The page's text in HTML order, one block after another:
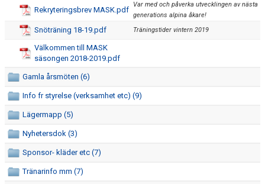
BILDGALLERI
SPONSORER & PARTNERS
KLUBBKLÄDER
MATILDA RAPAPORT MINNESFOND
Rekryteringsbrev MASK.pdf
Var med och påverka utvecklingen av nästa
generations alpina åkare!
Snöträning 18-19.pdf Träningstider vintern 2019
Välkommen till MASK
säsongen 2018-2019.pdf
Gamla årsmöten (6)
Info fr styrelse (verksamhet etc) (9)
Lägermapp (5)
Nyhetersdok (3)
Sponsor- kläder etc (7)
Tränarinfo mm (7)